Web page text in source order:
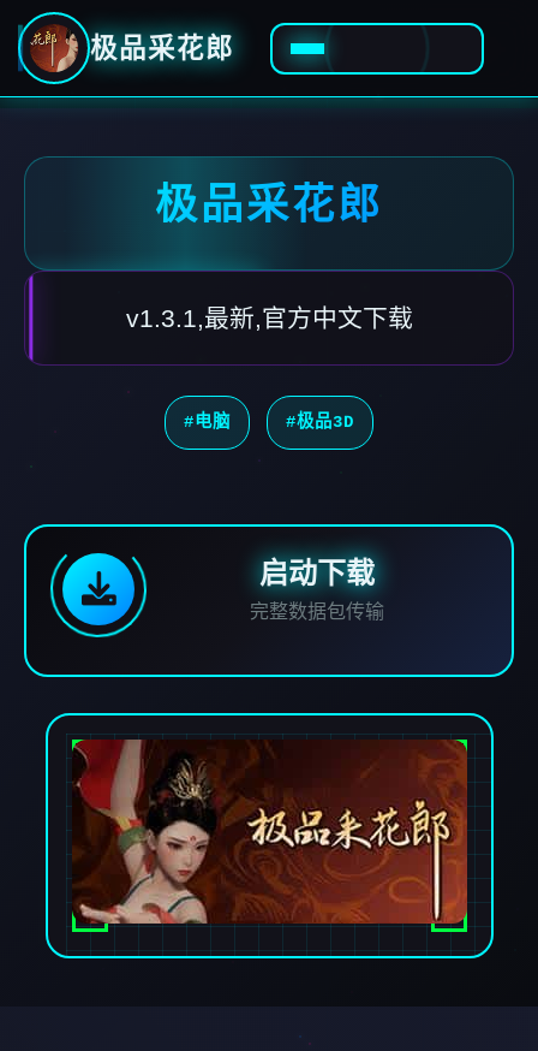
极品采花郎
极品采花郎
v1.3.1,最新,官方中文下载
#电脑 #极品3D
启动下载
完整数据包传输